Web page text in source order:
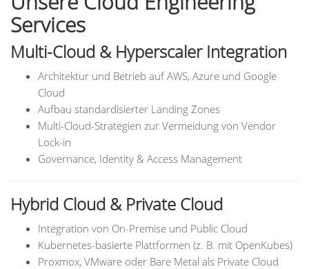
Services
Multi-Cloud & Hyperscaler Integration
Architektur und Betrieb auf AWS, Azure und Google
Cloud
Aufbau standardisierter Landing Zones
Multi-Cloud-Strategien zur Vermeidung von Vendor
Lock-in
Governance, Identity & Access Management
Hybrid Cloud & Private Cloud
Integration von On-Premise und Public Cloud
Kubernetes-basierte Plattformen (z. B. mit OpenKubes)
Proxmox, VMware oder Bare Metal als Private Cloud